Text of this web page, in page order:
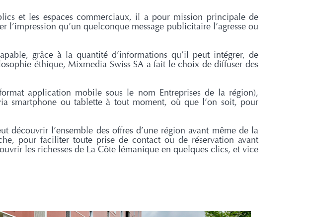
et les espaces commerciaux, il a pour mission principale de
qu’un quelconque message publicitaire l’agresse ou
grâce à la quantité d’informations qu’il peut intégrer, de
éthique, Mixmedia Swiss SA a fait le choix de diffuser des
application mobile sous le nom Entreprises de la région),
smartphone ou tablette à tout moment, où que l’on soit, pour
découvrir l’ensemble des offres d’une région avant même de la
pour faciliter toute prise de contact ou de réservation avant
les richesses de La Côte lémanique en quelques clics, et vice